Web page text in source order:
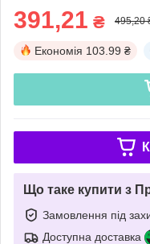
391,21 ₴ 495,20
Економія 103.99 ₴
Що таке купити з
Замовлення під
Доступна доставка